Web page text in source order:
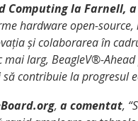
Computing la Farnell,
hardware open-
și colaborarea în
mai larg, BeagleV®-
contribuie la progresul
, a comentat,